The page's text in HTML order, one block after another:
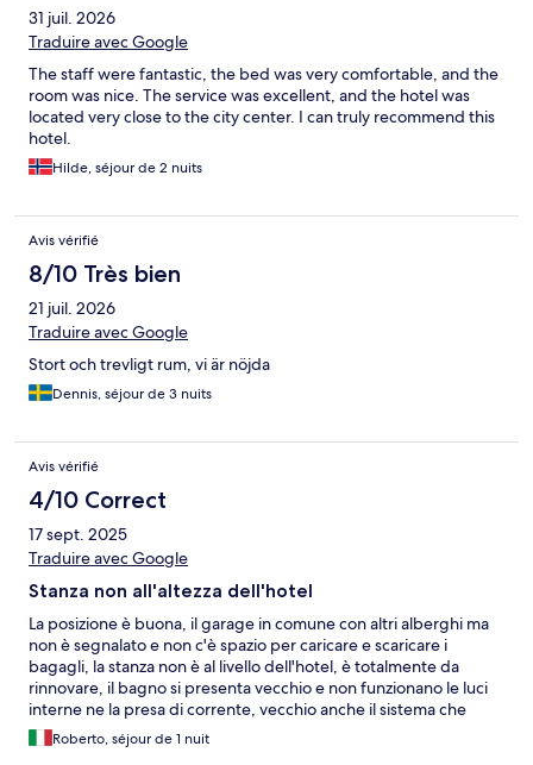
31 juil. 2026
Traduire avec Google
The staff were fantastic, the bed was very comfortable, and the
room was nice. The service was excellent, and the hotel was
located very close to the city center. I can truly recommend this
hotel.
Hilde, séjour de 2 nuits
Avis vérifié
8/10 Très bien
21 juil. 2026
Traduire avec Google
Stort och trevligt rum, vi är nöjda
Dennis, séjour de 3 nuits
Avis vérifié
4/10 Correct
17 sept. 2025
Traduire avec Google
Stanza non all'altezza dell'hotel
La posizione è buona, il garage in comune con altri alberghi ma
non è segnalato e non c'è spazio per caricare e scaricare i
bagagli, la stanza non è al livello dell'hotel, è totalmente da
rinnovare, il bagno si presenta vecchio e non funzionano le luci
interne ne la presa di corrente, vecchio anche il sistema che
regge le tende che non hanno il fine corsa e si sfilano cadendo,
non ci sono prese comode e poi anche se la stanza è ampia
Roberto, séjour de 1 nuit